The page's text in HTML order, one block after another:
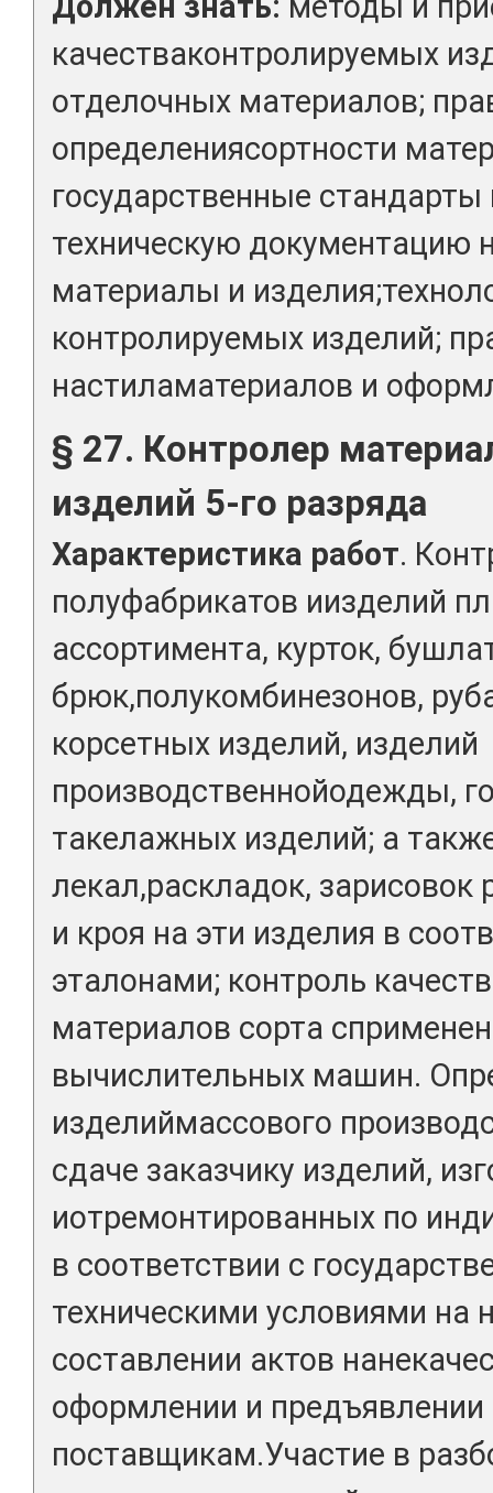
качестваконтролируемых
отделочных материалов;
определениясортности
государственные
техническую документацию
материалы и
контролируемых изделий;
настиламатериалов и
§ 27. Контролер
изделий 5-го разряда
Характеристика работ.
полуфабрикатов иизделий
ассортимента, курток,
брюк,полукомбинезонов,
корсетных изделий, изделий
производственнойодежды,
такелажных изделий; а
лекал,раскладок, зарисовок
и кроя на эти изделия в
эталонами; контроль
материалов сорта
вычислительных машин.
изделиймассового
сдаче заказчику изделий,
иотремонтированных по
в соответствии с
техническими условиями на
составлении актов
оформлении и предъявлении
поставщикам.Участие в